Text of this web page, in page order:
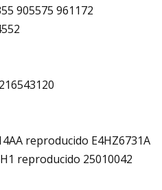
905575 961172
reproducido E4HZ6731A
reproducido 25010042